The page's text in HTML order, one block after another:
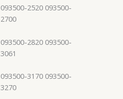
2520 093500-
2820 093500-
3170 093500-